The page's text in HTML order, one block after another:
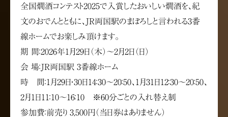
全国燗酒コンテスト2025で入賞したおいしい燗酒を、紀
文のおでんとともに、JR両国駅のまぼろしと言われる3番
線ホームでお楽しみ頂けます。
期 間：2026年1月29日（木）～2月2日（日）
会 場：JR両国駅 3番線ホーム
時 間：1月29日・30日14：30～20：50、1月31日12：30～20：50、
2月1日11：10～16：10 ※60分ごとの入れ替え制
参加費：前売り 3,500円（当日券はありません）